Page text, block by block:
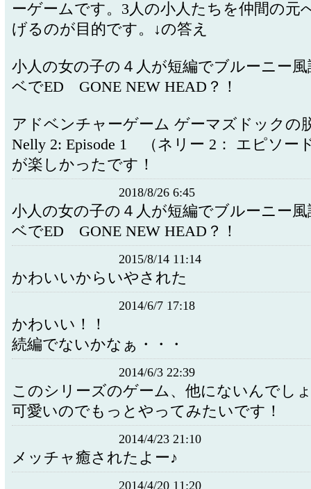
ーゲームです。3人の小人たちを仲間の元
げるのが目的です。↓の答え
小人の女の子の４人が短編でブルーニー
ベでED GONE NEW HEAD？！
アドベンチャーゲーム ゲーマズドックの
Nelly 2: Episode 1 （ネリー 2： エピソー
が楽しかったです！
2018/8/26 6:45
小人の女の子の４人が短編でブルーニー
ベでED GONE NEW HEAD？！
2015/8/14 11:14
かわいいからいやされた
2014/6/7 17:18
かわいい！！
続編でないかなぁ・・・
2014/6/3 22:39
このシリーズのゲーム、他にないんでし
可愛いのでもっとやってみたいです！
2014/4/23 21:10
メッチャ癒されたよー♪
2014/4/20 11:20